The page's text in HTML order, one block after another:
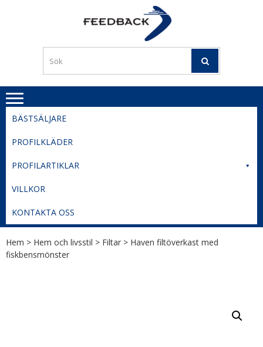
TIL
BESTE
PRISER
BÄSTSÄLJARE
PROFILKLÄDER
PROFILARTIKLAR
VILLKOR
KONTAKTA OSS
Hem > Hem och livsstil > Filtar > Haven filtöverkast med
fiskbensmönster